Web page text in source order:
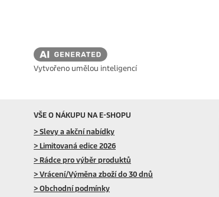
Vytvořeno umělou inteligencí
VŠE O NÁKUPU NA E-SHOPU
> Slevy a akční nabídky
> Limitovaná edice 2026
> Rádce pro výběr produktů
> Vrácení/Výměna zboží do 30 dnů
> Obchodní podmínky